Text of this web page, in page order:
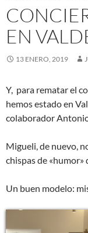
EN
13 ENERO, 2019
Y, para rematar el
hemos estado en
colaborador
Migueli, de nuevo,
chispas de «humor»
Un buen modelo: